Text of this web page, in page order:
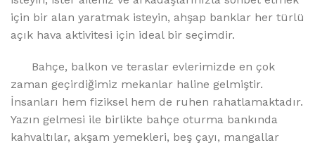
için bir alan yaratmak isteyin, ahşap banklar her türlü
açık hava aktivitesi için ideal bir seçimdir.
Bahçe, balkon ve teraslar evlerimizde en çok
zaman geçirdiğimiz mekanlar haline gelmiştir.
İnsanları hem fiziksel hem de ruhen rahatlamaktadır.
Yazın gelmesi ile birlikte bahçe oturma bankında
kahvaltılar, akşam yemekleri, beş çayı, mangallar